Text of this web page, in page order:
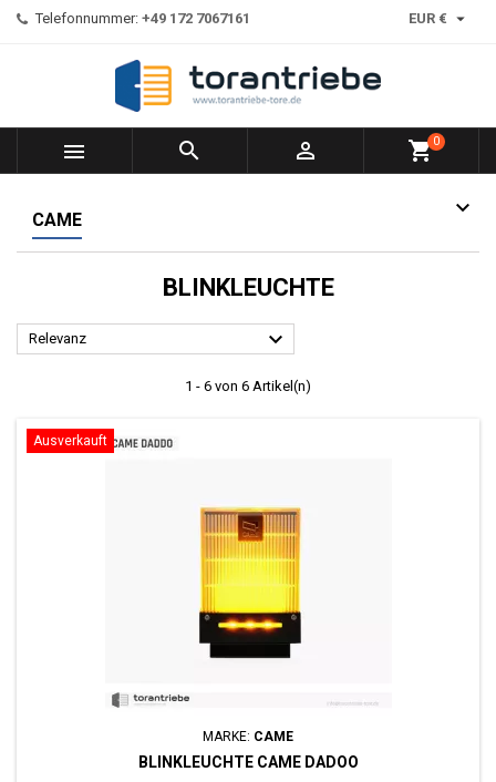
Telefonnummer: +49 172 7067161 EUR € 
   shopping_cart0
CAME
BLINKLEUCHTE
Relevanz 
1 - 6 von 6 Artikel(n)
Ausverkauft
MARKE: CAME
BLINKLEUCHTE CAME DADOO